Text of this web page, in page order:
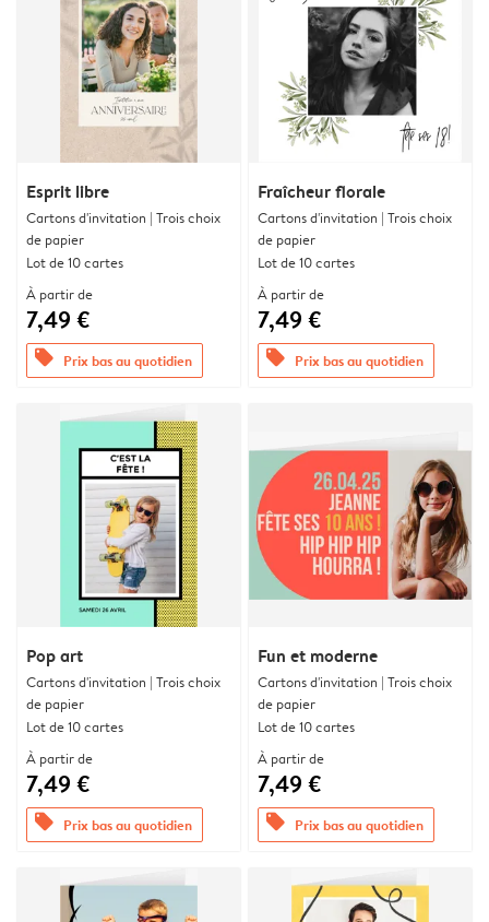
Esprit libre
Cartons d'invitation | Trois choix
de papier
Lot de 10 cartes
À partir de
7,49 €
offers Prix bas au quotidien
Fraîcheur florale
Cartons d'invitation | Trois choix
de papier
Lot de 10 cartes
À partir de
7,49 €
offers Prix bas au quotidien
Pop art
Cartons d'invitation | Trois choix
de papier
Lot de 10 cartes
À partir de
7,49 €
offers Prix bas au quotidien
Fun et moderne
Cartons d'invitation | Trois choix
de papier
Lot de 10 cartes
À partir de
7,49 €
offers Prix bas au quotidien